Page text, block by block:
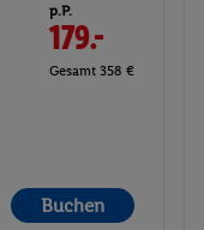
p.P.
179.-
Gesamt 358 €
Buchen